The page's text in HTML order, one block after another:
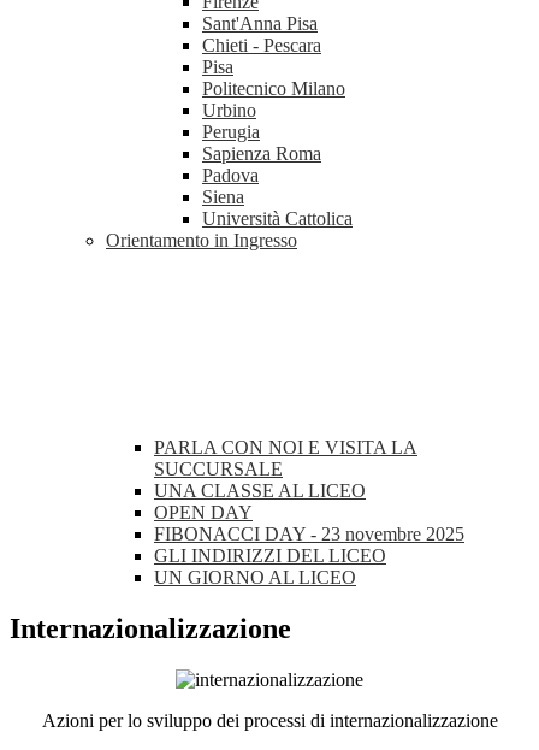
Sant'Anna Pisa
Chieti - Pescara
Pisa
Politecnico Milano
Urbino
Perugia
Sapienza Roma
Padova
Siena
Università Cattolica
Orientamento in Ingresso
PARLA CON NOI E VISITA LA
SUCCURSALE
UNA CLASSE AL LICEO
OPEN DAY
FIBONACCI DAY - 23 novembre 2025
GLI INDIRIZZI DEL LICEO
UN GIORNO AL LICEO
Internazionalizzazione
Azioni per lo sviluppo dei processi di internazionalizzazione